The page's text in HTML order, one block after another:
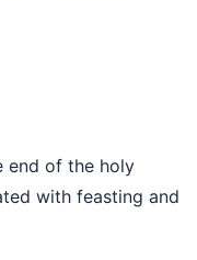
end of the holy
with feasting and